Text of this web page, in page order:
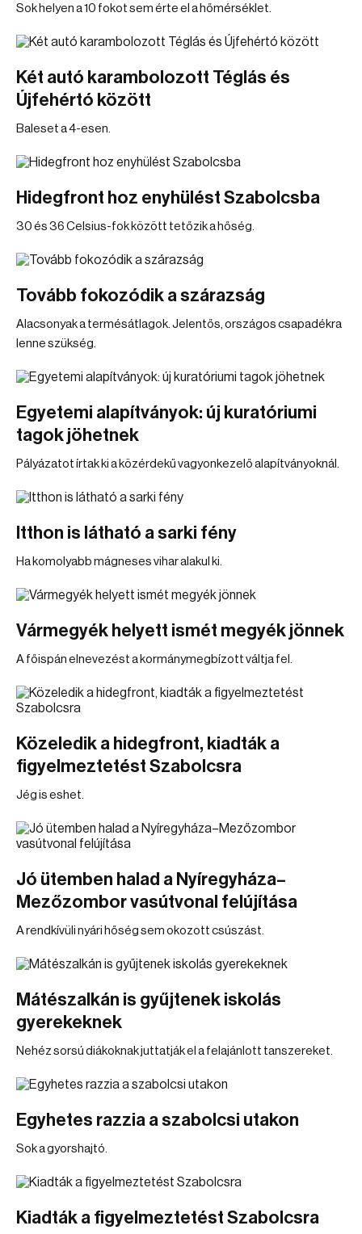
Sok helyen a 10 fokot sem érte el a hőmérséklet.
Két autó karambolozott Téglás és
Újfehértó között
Baleset a 4-esen.
Hidegfront hoz enyhülést Szabolcsba
30 és 36 Celsius-fok között tetőzik a hőség.
Tovább fokozódik a szárazság
Alacsonyak a termésátlagok. Jelentős, országos csapadékra
lenne szükség.
Egyetemi alapítványok: új kuratóriumi
tagok jöhetnek
Pályázatot írtak ki a közérdekű vagyonkezelő alapítványoknál.
Itthon is látható a sarki fény
Ha komolyabb mágneses vihar alakul ki.
Vármegyék helyett ismét megyék jönnek
A főispán elnevezést a kormánymegbízott váltja fel.
Közeledik a hidegfront, kiadták a
figyelmeztetést Szabolcsra
Jég is eshet.
Jó ütemben halad a Nyíregyháza–
Mezőzombor vasútvonal felújítása
A rendkívüli nyári hőség sem okozott csúszást.
Mátészalkán is gyűjtenek iskolás
gyerekeknek
Nehéz sorsú diákoknak juttatják el a felajánlott tanszereket.
Egyhetes razzia a szabolcsi utakon
Sok a gyorshajtó.
Kiadták a figyelmeztetést Szabolcsra